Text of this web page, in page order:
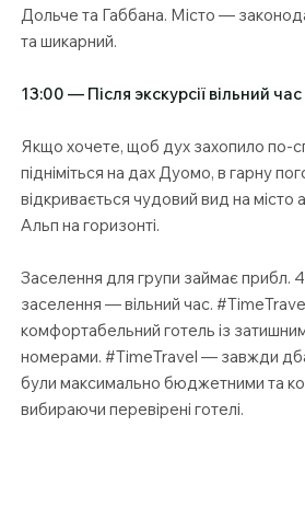
Дольче та Габбана. Місто —
та шикарний.
13:00 — Після экскурсії вільний час
Якщо хочете, щоб дух захопило по-
підніміться на дах Дуомо, в гарну
відкривається чудовий вид на місто
Альп на горизонті.
Заселення для групи займає прибл.
заселення — вільний час.
комфортабельний готель із
номерами. #TimeTravel — завжди
були максимально бюджетними та
вибираючи перевірені готелі.